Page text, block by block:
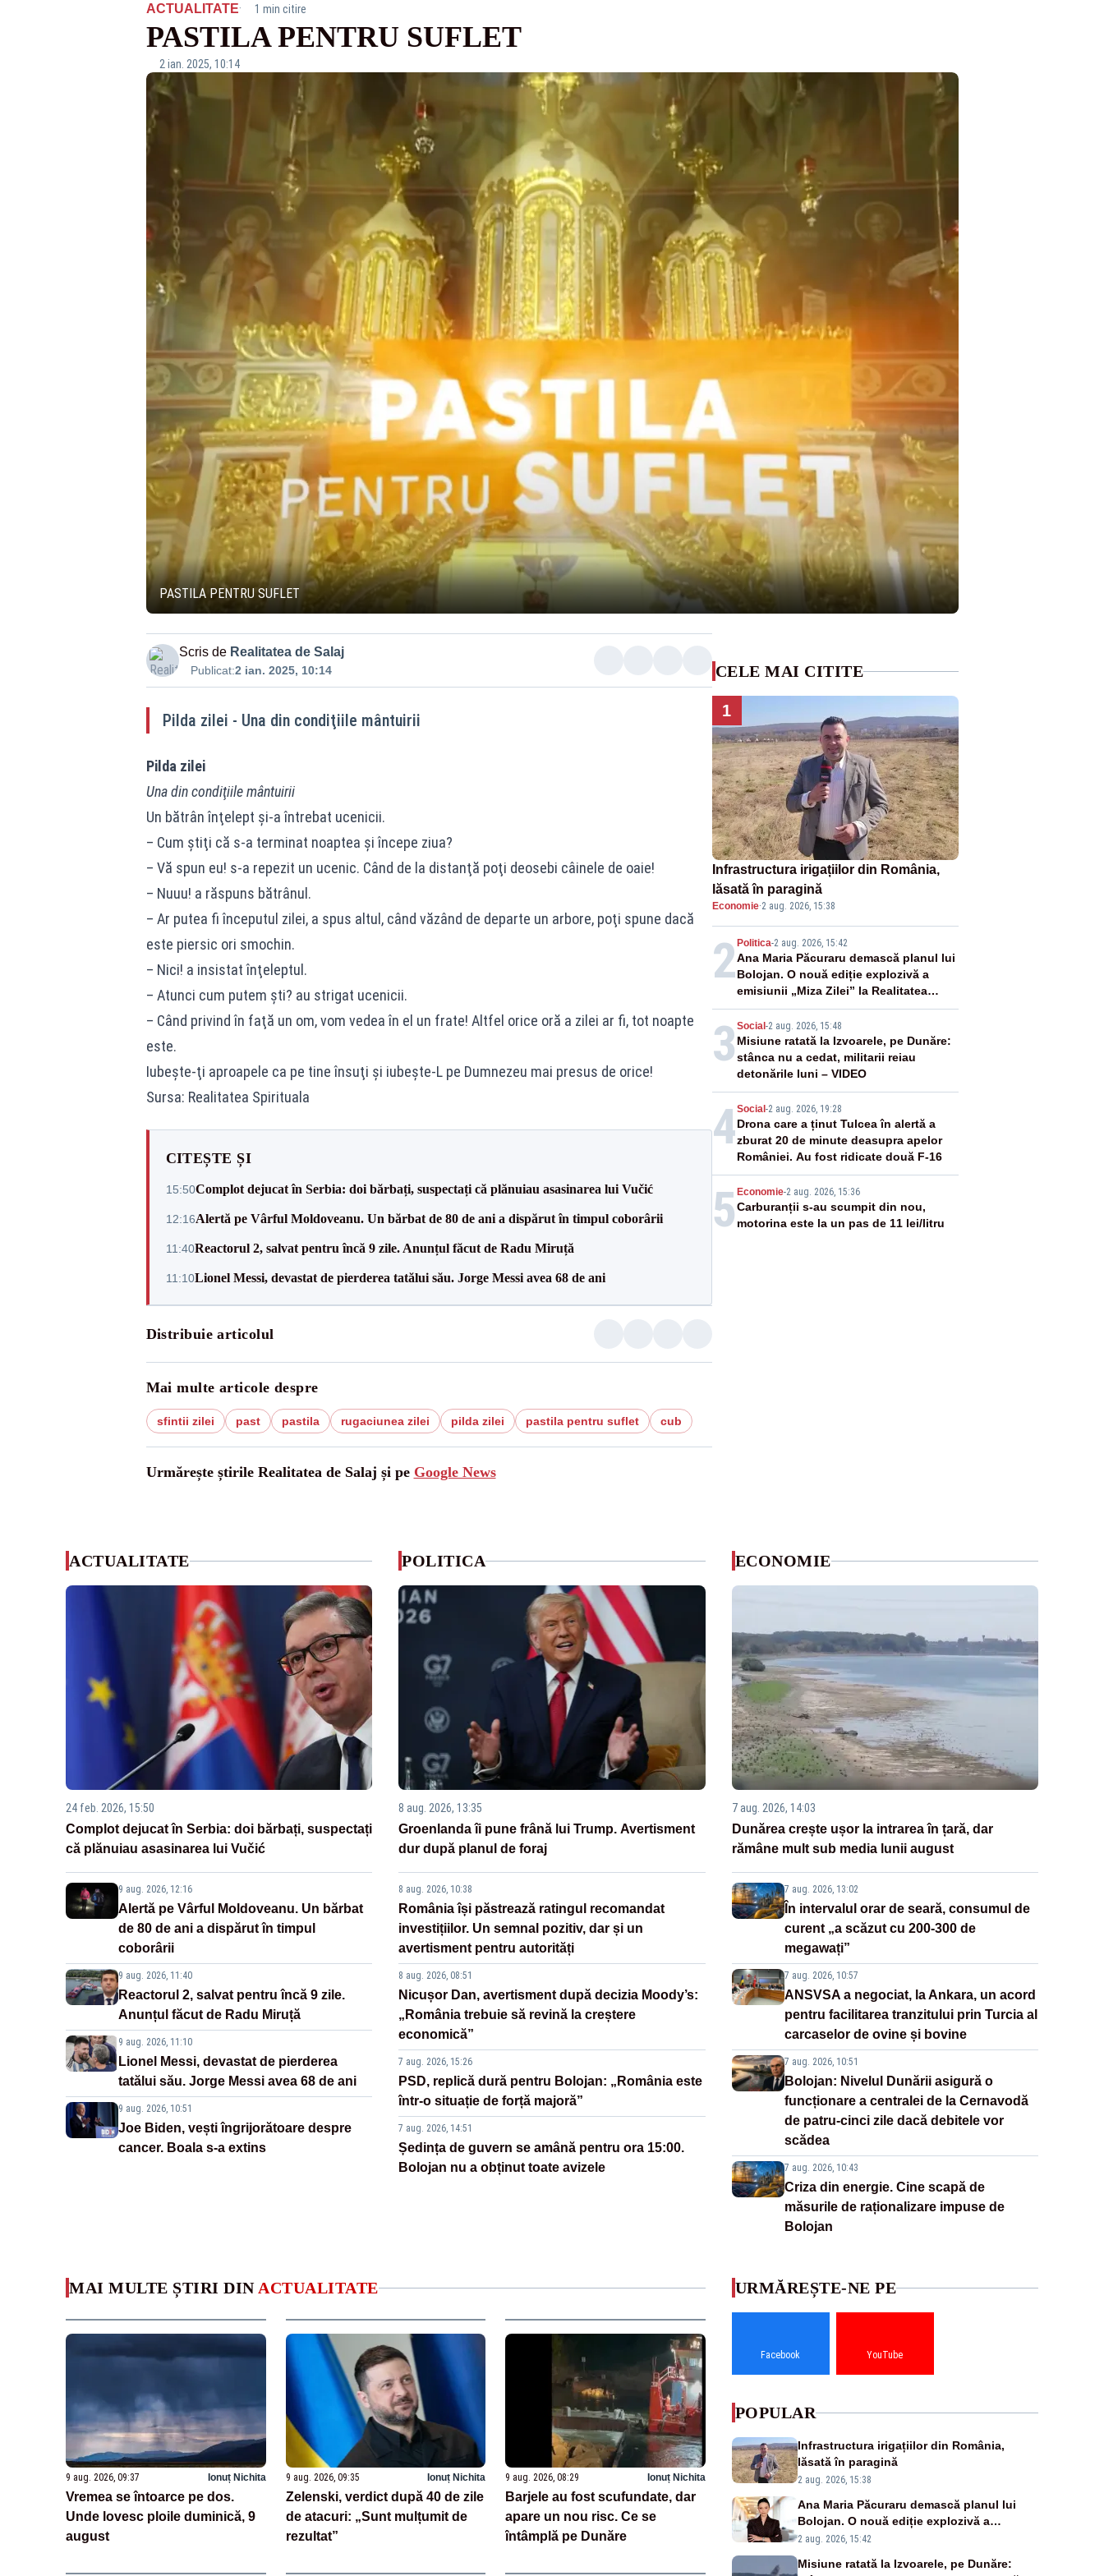
ACTUALITATE· 1 min citire
PASTILA PENTRU SUFLET
2 ian. 2025, 10:14
PASTILA PENTRU SUFLET
Scris de Realitatea de Salaj
Publicat:2 ian. 2025, 10:14
Pilda zilei - Una din condiţiile mântuirii
Pilda zilei
Una din condiţiile mântuirii
Un bătrân înţelept şi-a întrebat ucenicii.
– Cum ştiţi că s-a terminat noaptea şi începe ziua?
– Vă spun eu! s-a repezit un ucenic. Când de la distanţă poţi deosebi câinele de oaie!
– Nuuu! a răspuns bătrânul.
– Ar putea fi începutul zilei, a spus altul, când văzând de departe un arbore, poţi spune dacă
este piersic ori smochin.
– Nici! a insistat înţeleptul.
– Atunci cum putem şti? au strigat ucenicii.
– Când privind în faţă un om, vom vedea în el un frate! Altfel orice oră a zilei ar fi, tot noapte
este.
Iubeşte-ţi aproapele ca pe tine însuţi şi iubeşte-L pe Dumnezeu mai presus de orice!
Sursa: Realitatea Spirituala
CITEȘTE ȘI
15:50Complot dejucat în Serbia: doi bărbați, suspectați că plănuiau asasinarea lui Vučić
12:16Alertă pe Vârful Moldoveanu. Un bărbat de 80 de ani a dispărut în timpul coborârii
11:40Reactorul 2, salvat pentru încă 9 zile. Anunțul făcut de Radu Miruță
11:10Lionel Messi, devastat de pierderea tatălui său. Jorge Messi avea 68 de ani
Distribuie articolul
Mai multe articole despre
sfintii zilei past pastila rugaciunea zilei pilda zilei pastila pentru suflet cub
Urmărește știrile Realitatea de Salaj și pe Google News
CELE MAI CITITE
1
Infrastructura irigațiilor din România,
lăsată în paragină
Economie·2 aug. 2026, 15:38
2 Politica-2 aug. 2026, 15:42
Ana Maria Păcuraru demască planul lui
Bolojan. O nouă ediție explozivă a
emisiunii „Miza Zilei” la Realitatea
PLUS
3 Social -2 aug. 2026, 15:48
Misiune ratată la Izvoarele, pe Dunăre:
stânca nu a cedat, militarii reiau
detonările luni – VIDEO
4Social -2 aug. 2026, 19:28
Drona care a ținut Tulcea în alertă a
zburat 20 de minute deasupra apelor
României. Au fost ridicate două F-16
5 Economie-2 aug. 2026, 15:36
Carburanții s-au scumpit din nou,
motorina este la un pas de 11 lei/litru
ACTUALITATE
24 feb. 2026, 15:50
Complot dejucat în Serbia: doi bărbați, suspectați
că plănuiau asasinarea lui Vučić
9 aug. 2026, 12:16
Alertă pe Vârful Moldoveanu. Un bărbat
de 80 de ani a dispărut în timpul
coborârii
9 aug. 2026, 11:40
Reactorul 2, salvat pentru încă 9 zile.
Anunțul făcut de Radu Miruță
9 aug. 2026, 11:10
Lionel Messi, devastat de pierderea
tatălui său. Jorge Messi avea 68 de ani
9 aug. 2026, 10:51
Joe Biden, vești îngrijorătoare despre
cancer. Boala s-a extins
POLITICA
8 aug. 2026, 13:35
Groenlanda îi pune frână lui Trump. Avertisment
dur după planul de foraj
8 aug. 2026, 10:38
România își păstrează ratingul recomandat
investițiilor. Un semnal pozitiv, dar și un
avertisment pentru autorități
8 aug. 2026, 08:51
Nicușor Dan, avertisment după decizia Moody’s:
„România trebuie să revină la creștere
economică”
7 aug. 2026, 15:26
PSD, replică dură pentru Bolojan: „România este
într-o situație de forță majoră”
7 aug. 2026, 14:51
Ședința de guvern se amână pentru ora 15:00.
Bolojan nu a obținut toate avizele
ECONOMIE
7 aug. 2026, 14:03
Dunărea crește ușor la intrarea în țară, dar
rămâne mult sub media lunii august
7 aug. 2026, 13:02
În intervalul orar de seară, consumul de
curent „a scăzut cu 200-300 de
megawați”
7 aug. 2026, 10:57
ANSVSA a negociat, la Ankara, un acord
pentru facilitarea tranzitului prin Turcia al
carcaselor de ovine și bovine
7 aug. 2026, 10:51
Bolojan: Nivelul Dunării asigură o
funcționare a centralei de la Cernavodă
de patru-cinci zile dacă debitele vor
scădea
7 aug. 2026, 10:43
Criza din energie. Cine scapă de
măsurile de raționalizare impuse de
Bolojan
MAI MULTE ȘTIRI DIN ACTUALITATE
9 aug. 2026, 09:37 Ionuț Nichita
Vremea se întoarce pe dos.
Unde lovesc ploile duminică, 9
august
9 aug. 2026, 09:35 Ionuț Nichita
Zelenski, verdict după 40 de zile
de atacuri: „Sunt mulțumit de
rezultat”
9 aug. 2026, 08:29 Ionuț Nichita
Barjele au fost scufundate, dar
apare un nou risc. Ce se
întâmplă pe Dunăre
URMĂREȘTE-NE PE
Facebook YouTube
POPULAR
Infrastructura irigațiilor din România,
lăsată în paragină
2 aug. 2026, 15:38
Ana Maria Păcuraru demască planul lui
Bolojan. O nouă ediție explozivă a
emisiunii „Miza Zilei” la Realitatea PLUS
2 aug. 2026, 15:42
Misiune ratată la Izvoarele, pe Dunăre: